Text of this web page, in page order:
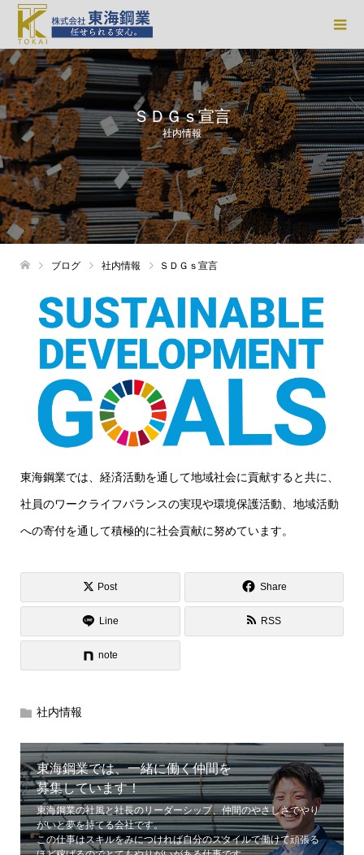
ＳＤＧｓ宣言
社内情報
ブログ 社内情報 ＳＤＧｓ宣言
東海鋼業では、経済活動を通して地域社会に貢献すると共に、
社員のワークライフバランスの実現や環境保護活動、地域活動
への寄付を通して積極的に社会貢献に努めています。
Post Share
Line RSS
note
社内情報
東海鋼業では、一緒に働く仲間を
募集しています！
東海鋼業の社風と社長のリーダーシップ、仲間のやさしさでやり
がいと夢を持てる会社です。
この仕事はスキルをみにつければ自分のスタイルで働けて頑張る